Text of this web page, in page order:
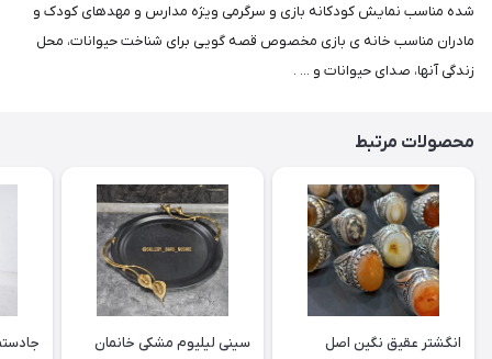
شده مناسب نمایش کودکانه بازی و سرگرمی ویژه مدارس و مهدهای کودک و
مادران مناسب خانه ی بازی مخصوص قصه گویی برای شناخت حیوانات، محل
زندگی آنها، صدای حیوانات و ... .
محصولات مرتبط
انگشتر عقیق نگین اصل
سینی لیلیوم مشکی خانمان